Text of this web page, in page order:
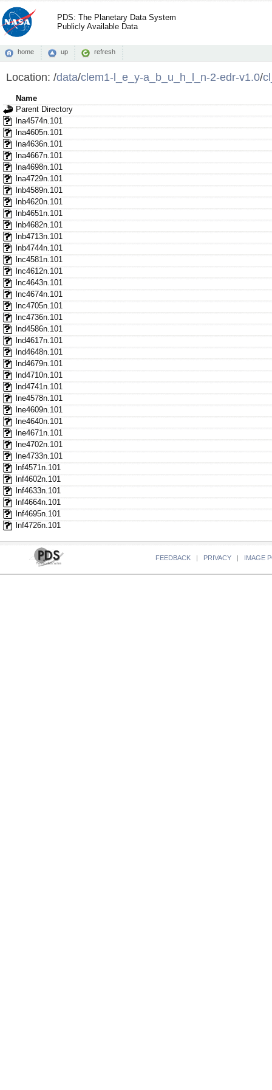
PDS: The Planetary Data System
Publicly Available Data
home up refresh
Location: /data/clem1-l_e_y-a_b_u_h_l_n-2-edr-v1.0/
Name
Parent Directory
lna4574n.101
lna4605n.101
lna4636n.101
lna4667n.101
lna4698n.101
lna4729n.101
lnb4589n.101
lnb4620n.101
lnb4651n.101
lnb4682n.101
lnb4713n.101
lnb4744n.101
lnc4581n.101
lnc4612n.101
lnc4643n.101
lnc4674n.101
lnc4705n.101
lnc4736n.101
lnd4586n.101
lnd4617n.101
lnd4648n.101
lnd4679n.101
lnd4710n.101
lnd4741n.101
lne4578n.101
lne4609n.101
lne4640n.101
lne4671n.101
lne4702n.101
lne4733n.101
lnf4571n.101
lnf4602n.101
lnf4633n.101
lnf4664n.101
lnf4695n.101
lnf4726n.101
FEEDBACK | PRIVACY | IMAGE